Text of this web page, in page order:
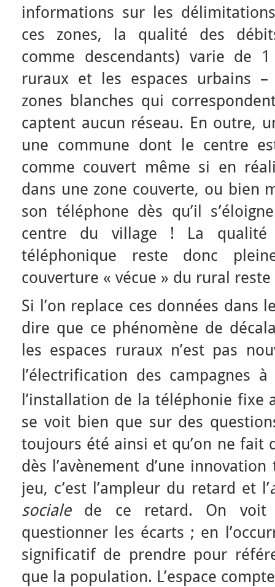
informations sur les
ces zones, la qualité des
comme descendants) varie de
ruraux et les espaces urbains
zones blanches qui
captent aucun réseau. En outre,
une commune dont le centre
comme couvert même si en
dans une zone couverte, ou bien
son téléphone dès qu’il
centre du village ! La qualité
téléphonique reste donc
couverture « vécue » du rural
Si l’on replace ces données dans
dire que ce phénomène de
les espaces ruraux n’est pas
l’électrification des campagnes
l’installation de la téléphonie fixe
se voit bien que sur des
toujours été ainsi et qu’on ne fait
dès l’avènement d’une
jeu, c’est l’ampleur du retard et l’
socialede ce retard. On voit
questionner les écarts ; en
significatif de prendre pour
que la population. L’espace